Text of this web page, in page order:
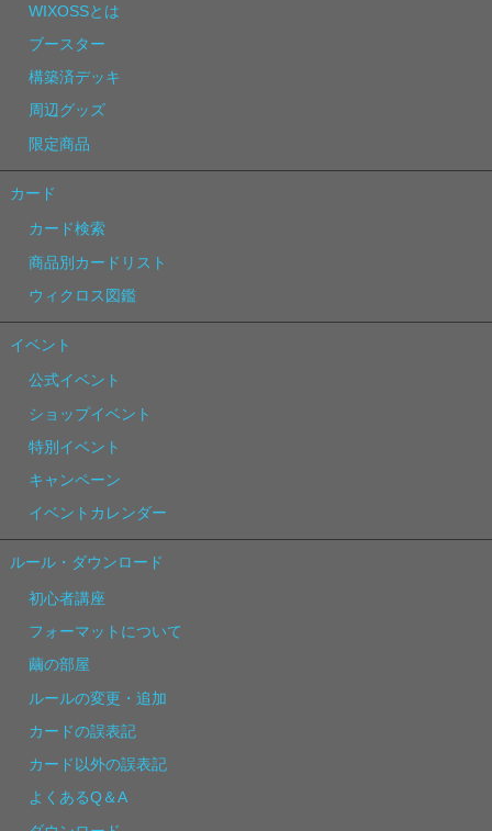
WIXOSSとは
ブースター
構築済デッキ
周辺グッズ
限定商品
カード
カード検索
商品別カードリスト
ウィクロス図鑑
イベント
公式イベント
ショップイベント
特別イベント
キャンペーン
イベントカレンダー
ルール・ダウンロード
初心者講座
フォーマットについて
繭の部屋
ルールの変更・追加
カードの誤表記
カード以外の誤表記
よくあるQ＆A